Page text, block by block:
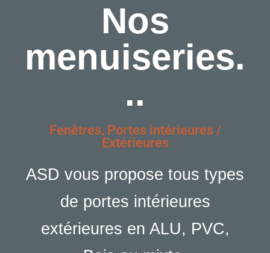
Nos
menuiseries.
..
Fenêtres, Portes intérieures /
Extérieures
ASD vous propose tous types
de portes intérieures
extérieures en ALU, PVC,